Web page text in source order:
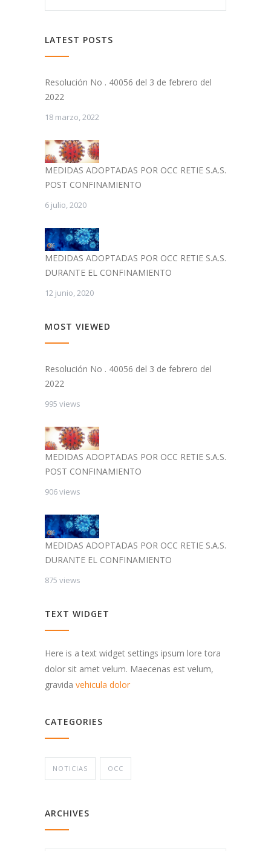
LATEST POSTS
Resolución No . 40056 del 3 de febrero del
2022
18 marzo, 2022
MEDIDAS ADOPTADAS POR OCC RETIE S.A.S.
POST CONFINAMIENTO
6 julio, 2020
MEDIDAS ADOPTADAS POR OCC RETIE S.A.S.
DURANTE EL CONFINAMIENTO
12 junio, 2020
MOST VIEWED
Resolución No . 40056 del 3 de febrero del
2022
995 views
MEDIDAS ADOPTADAS POR OCC RETIE S.A.S.
POST CONFINAMIENTO
906 views
MEDIDAS ADOPTADAS POR OCC RETIE S.A.S.
DURANTE EL CONFINAMIENTO
875 views
TEXT WIDGET
Here is a text widget settings ipsum lore tora
dolor sit amet velum. Maecenas est velum,
gravida vehicula dolor
CATEGORIES
NOTICIAS OCC
ARCHIVES